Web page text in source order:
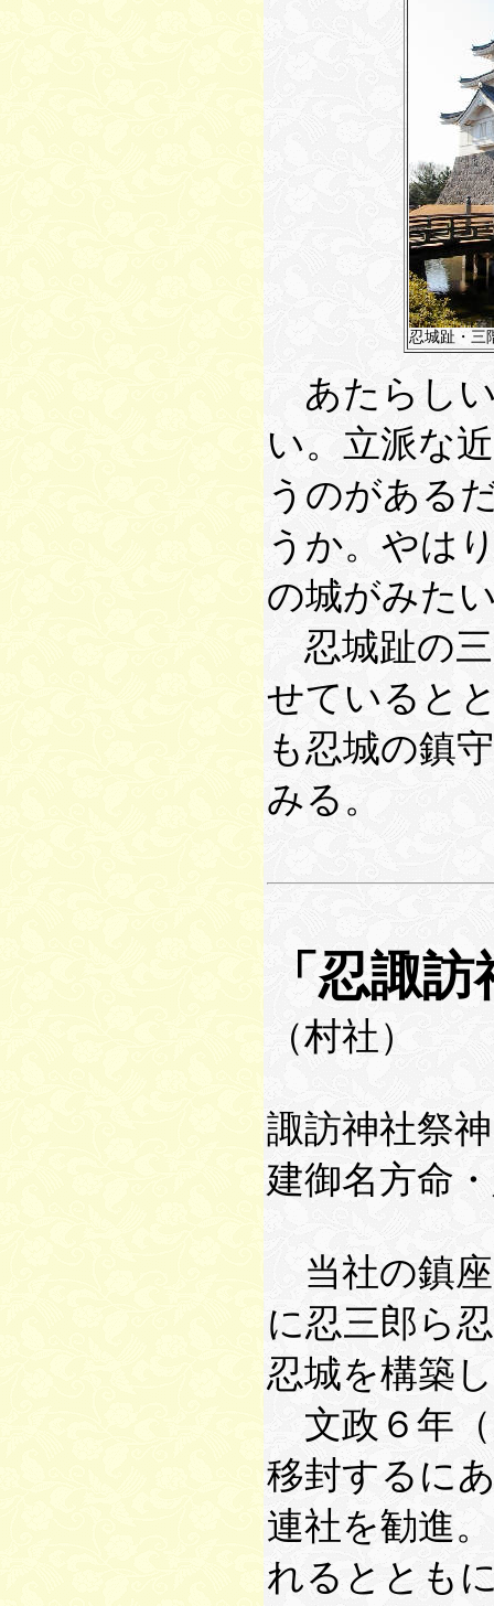
忍城趾・三
あたらし
い。立派な
うのがある
うか。やは
の城がみた
忍城趾の三
せていると
も忍城の鎮
みる。
「忍諏
（村社）
諏訪神社祭
建御名方命
当社の鎮座
に忍三郎ら
忍城を構築
文政６年（
移封するに
連社を勧進
れるととも